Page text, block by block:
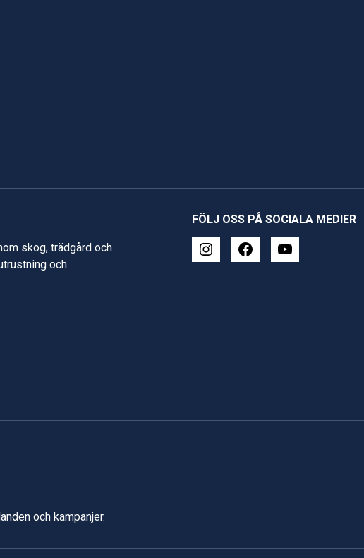
skog, trädgård och
och
FÖLJ OSS PÅ SOCIALA MEDIER
och kampanjer.